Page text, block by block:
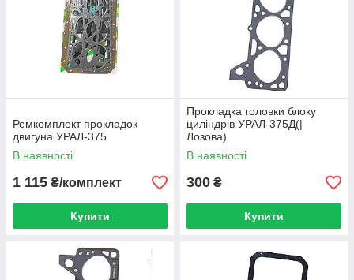
Ремкомплект прокладок
двигуна УРАЛ-375
В наявності
1 115 ₴/комплект
Купити
Прокладка головки блоку
циліндрів УРАЛ-375Д(|
Лозова)
В наявності
300 ₴
Купити